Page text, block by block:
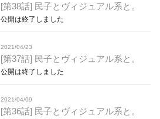
[第38話] 民子とヴィジュアル系と。
公開は終了しました
2021/04/23
[第37話] 民子とヴィジュアル系と。
公開は終了しました
2021/04/09
[第36話] 民子とヴィジュアル系と。